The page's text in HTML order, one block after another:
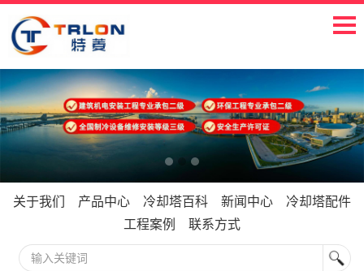
关于我们 产品中心 冷却塔百科 新闻中心
冷却塔配件
工程案例
联系方式